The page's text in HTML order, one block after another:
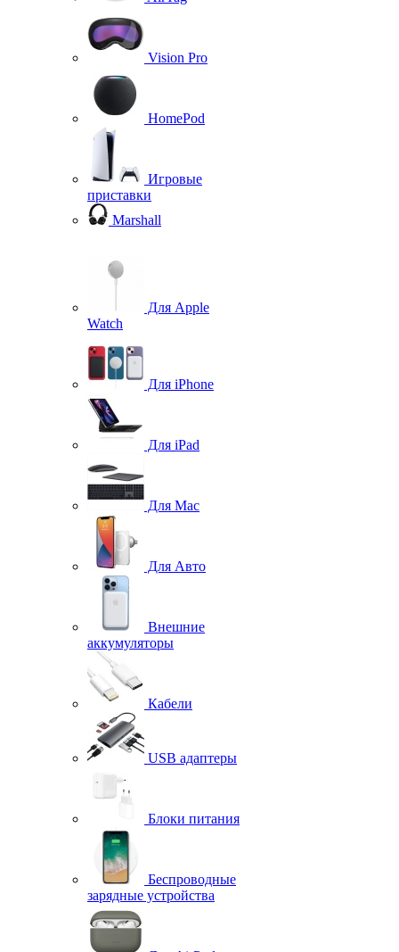
Vision Pro
HomePod
Игровые
приставки
Marshall
Для Apple
Watch
Для iPhone
Для iPad
Для Mac
Для Авто
Внешние
аккумуляторы
Кабели
USB адаптеры
Блоки питания
Беспроводные
зарядные устройства